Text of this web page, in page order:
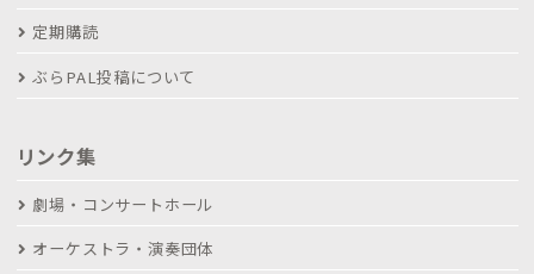
定期購読
ぶらPAL投稿について
リンク集
劇場・コンサートホール
オーケストラ・演奏団体